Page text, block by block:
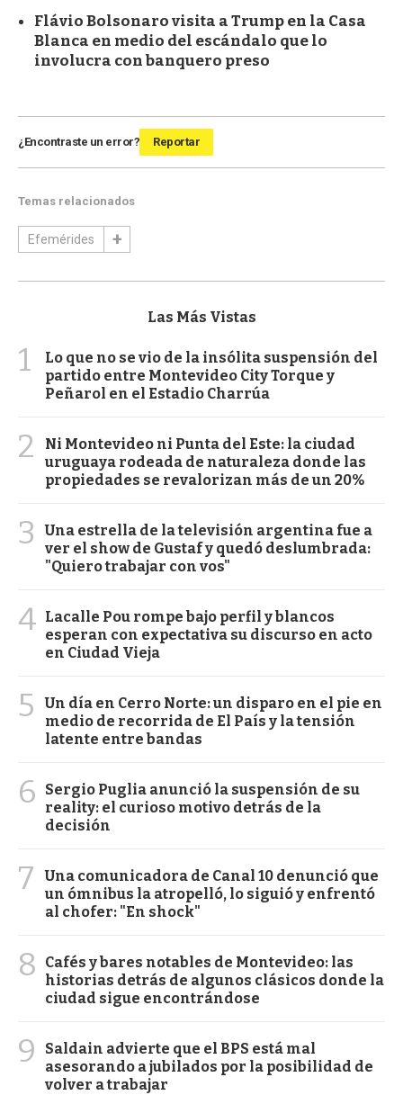
Flávio Bolsonaro visita a Trump en la Casa
Blanca en medio del escándalo que lo
involucra con banquero preso
¿Encontraste un error? Reportar
Temas relacionados
Efemérides
Las Más Vistas
1
Lo que no se vio de la insólita suspensión del
partido entre Montevideo City Torque y
Peñarol en el Estadio Charrúa
2
Ni Montevideo ni Punta del Este: la ciudad
uruguaya rodeada de naturaleza donde las
propiedades se revalorizan más de un 20%
3
Una estrella de la televisión argentina fue a
ver el show de Gustaf y quedó deslumbrada:
"Quiero trabajar con vos"
4 Lacalle Pou rompe bajo perfil y blancos
esperan con expectativa su discurso en acto
en Ciudad Vieja
5
Un día en Cerro Norte: un disparo en el pie en
medio de recorrida de El País y la tensión
latente entre bandas
6
Sergio Puglia anunció la suspensión de su
reality: el curioso motivo detrás de la
decisión
7
Una comunicadora de Canal 10 denunció que
un ómnibus la atropelló, lo siguió y enfrentó
al chofer: "En shock"
8
Cafés y bares notables de Montevideo: las
historias detrás de algunos clásicos donde la
ciudad sigue encontrándose
9
Saldain advierte que el BPS está mal
asesorando a jubilados por la posibilidad de
volver a trabajar